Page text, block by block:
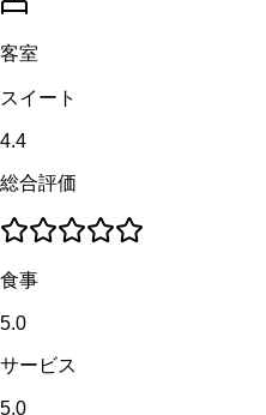
客室
スイート
4.4
総合評価
食事
5.0
サービス
5.0